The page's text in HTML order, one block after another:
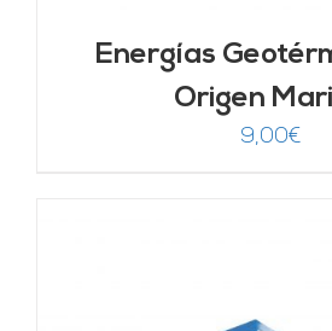
Energías
Origen
9,00€